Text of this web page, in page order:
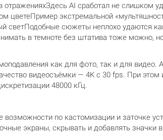
AI сработал не слишком
цветеПример экстремальной
светПодобные сюжеты неплохо удаются
в темноте без штатива тоже можно,
как для фото, так и для видео.
видеосъёмки — 4K с 30 fps. При этом
48000 кГц.
по кастомизации и заточке
экраны, скрывать и добавлять значки